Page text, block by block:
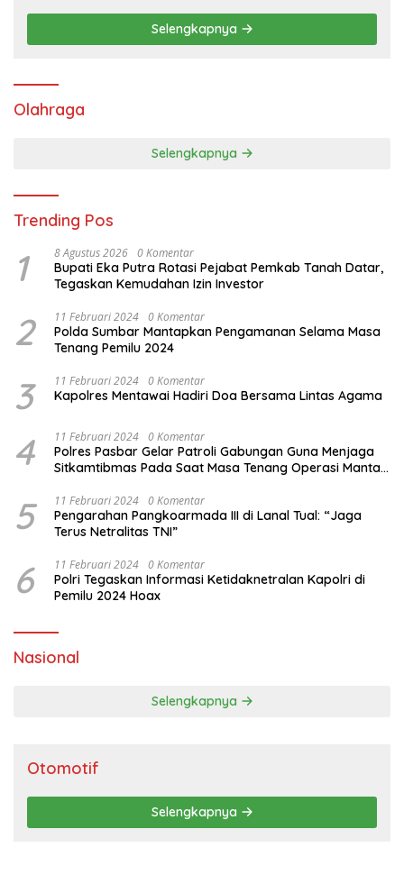
Selengkapnya
Olahraga
Selengkapnya
Trending Pos
1 8 Agustus 2026 0 Komentar
Bupati Eka Putra Rotasi Pejabat Pemkab Tanah Datar,
Tegaskan Kemudahan Izin Investor
2 11 Februari 2024 0 Komentar
Polda Sumbar Mantapkan Pengamanan Selama Masa
Tenang Pemilu 2024
3 11 Februari 2024 0 Komentar
Kapolres Mentawai Hadiri Doa Bersama Lintas Agama
4 11 Februari 2024 0 Komentar
Polres Pasbar Gelar Patroli Gabungan Guna Menjaga
Sitkamtibmas Pada Saat Masa Tenang Operasi Mantap
5 11 Februari 2024 0 Komentar
Pengarahan Pangkoarmada III di Lanal Tual: “Jaga
Terus Netralitas TNI”
6 11 Februari 2024 0 Komentar
Polri Tegaskan Informasi Ketidaknetralan Kapolri di
Pemilu 2024 Hoax
Nasional
Selengkapnya
Otomotif
Selengkapnya